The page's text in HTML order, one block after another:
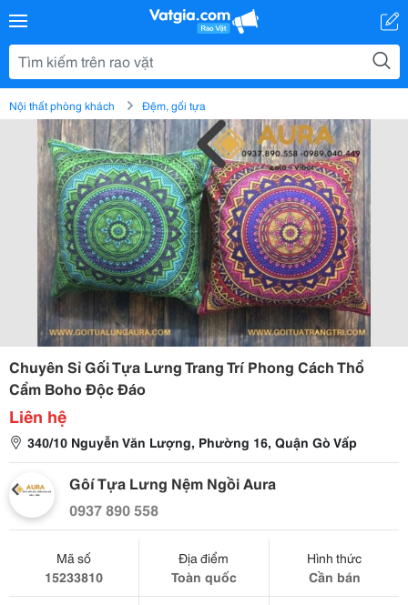
Nội thất phòng khách Đệm, gối tựa
Chuyên Sỉ Gối Tựa Lưng Trang Trí Phong Cách Thổ
Cẩm Boho Độc Đáo
Liên hệ
340/10 Nguyễn Văn Lượng, Phường 16, Quận Gò Vấp
Gôí Tựa Lưng Nệm Ngồi Aura
0937 890 558
Mã số
15233810
Địa điểm
Toàn quốc
Hình thức
Cần bán